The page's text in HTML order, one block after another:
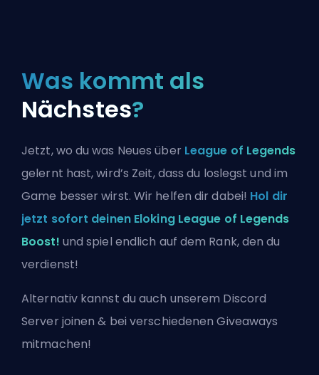
Was kommt als
Nächstes?
Jetzt, wo du was Neues über League of Legends
gelernt hast, wird’s Zeit, dass du loslegst und im
Game besser wirst. Wir helfen dir dabei! Hol dir
jetzt sofort deinen Eloking League of Legends
Boost! und spiel endlich auf dem Rank, den du
verdienst!
Alternativ kannst du auch unserem Discord
Server joinen & bei verschiedenen Giveaways
mitmachen!